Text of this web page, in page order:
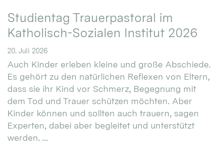
Studientag Trauerpastoral im
Katholisch-Sozialen Institut 2026
20. Juli 2026
Auch Kinder erleben kleine und große Abschiede.
Es gehört zu den natürlichen Reflexen von Eltern,
dass sie ihr Kind vor Schmerz, Begegnung mit
dem Tod und Trauer schützen möchten. Aber
Kinder können und sollten auch trauern, sagen
Experten, dabei aber begleitet und unterstützt
werden. ...